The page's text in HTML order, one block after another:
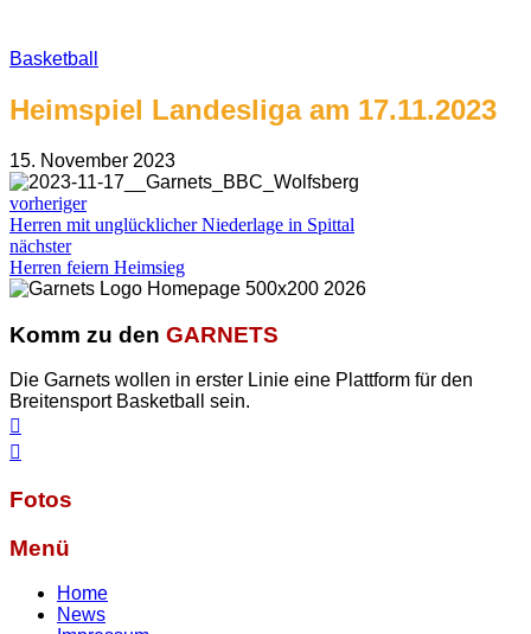
Basketball
Heimspiel Landesliga am 17.11.2023
15. November 2023
vorheriger
Herren mit unglücklicher Niederlage in Spittal
nächster
Herren feiern Heimsieg
Komm zu den GARNETS
Die Garnets wollen in erster Linie eine Plattform für den
Breitensport Basketball sein.
Fotos
Menü
Home
News